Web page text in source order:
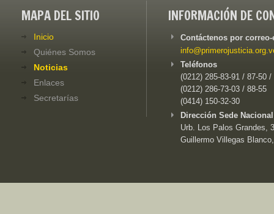
MAPA DEL SITIO
Inicio
Quiénes Somos
Noticias
Enlaces
Secretarías
INFORMACIÓN DE
Contáctenos por
Teléfonos
(0212) 285-83-91 / 87-50 /
(0212) 286-73-03 / 88-55
(0414) 150-32-30
Dirección Sede
Urb. Los Palos Grandes,
Guillermo Villegas